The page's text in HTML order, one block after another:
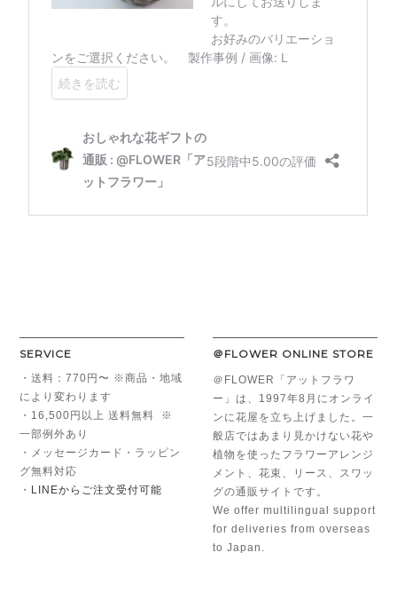
SERVICE
・送料：770円〜 ※商品・地域
により変わります
・16,500円以上 送料無料 ※
一部例外あり
・メッセージカード・ラッピン
グ無料対応
・ LINEからご注文受付可能
＠FLOWER ONLINE STORE
＠FLOWER「アットフラワ
ー」は、1997年8月にオンライ
ンに花屋を立ち上げました。一
般店ではあまり見かけない花や
植物を使ったフラワーアレンジ
メント、花束、リース、スワッ
グの通販サイトです。
We offer multilingual support
for deliveries from overseas
to Japan.